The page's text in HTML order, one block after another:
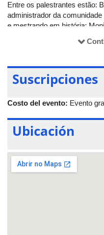
Entre os palestrantes estão:
administrador da
e mestrando em história;
Messias de Oliveira,
André Arantes Gomes,
comunidade cristã
coordenador jurídico da
coordenador do Projeto Nanã
Ambiental; e Adriana dos
Universidade Federal de
estratégias que corroborem
em função da intolerância
Suscripciones
Costo del evento: Evento
Ubicación